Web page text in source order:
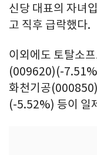
신당 대표의 자녀
고 직후 급락했다.
이외에도 토탈소
(009620)(-
화천기공
(-5.52%) 등이 일